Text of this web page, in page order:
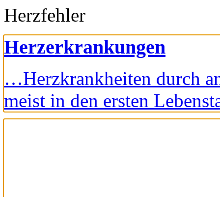
Herzfehler
Herzerkrankungen
…Herzkrankheiten durch
meist in den ersten